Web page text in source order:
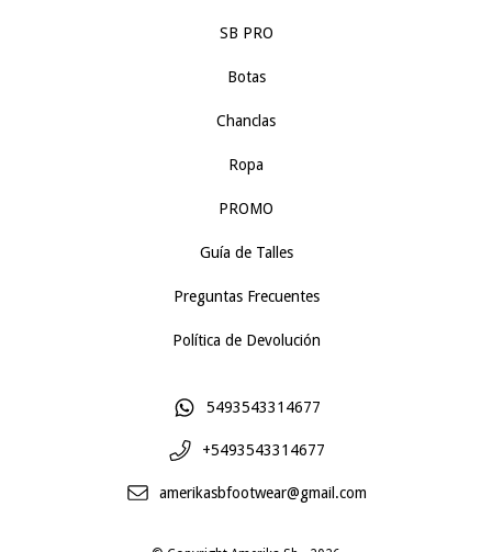
SB PRO
Botas
Chanclas
Ropa
PROMO
Guía de Talles
Preguntas Frecuentes
Política de Devolución
5493543314677
+5493543314677
amerikasbfootwear@gmail.com